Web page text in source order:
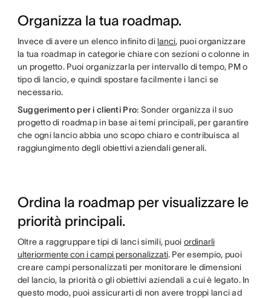
Organizza la tua roadmap.
Invece di avere un elenco infinito di lanci, puoi organizzare
la tua roadmap in categorie chiare con sezioni o colonne in
un progetto. Puoi organizzarla per intervallo di tempo, PM o
tipo di lancio, e quindi spostare facilmente i lanci se
necessario.
Suggerimento per i clienti Pro: Sonder organizza il suo
progetto di roadmap in base ai temi principali, per garantire
che ogni lancio abbia uno scopo chiaro e contribuisca al
raggiungimento degli obiettivi aziendali generali.
Ordina la roadmap per visualizzare le
priorità principali.
Oltre a raggruppare tipi di lanci simili, puoi ordinarli
ulteriormente con i campi personalizzati. Per esempio, puoi
creare campi personalizzati per monitorare le dimensioni
del lancio, la priorità o gli obiettivi aziendali a cui è legato. In
questo modo, puoi assicurarti di non avere troppi lanci ad